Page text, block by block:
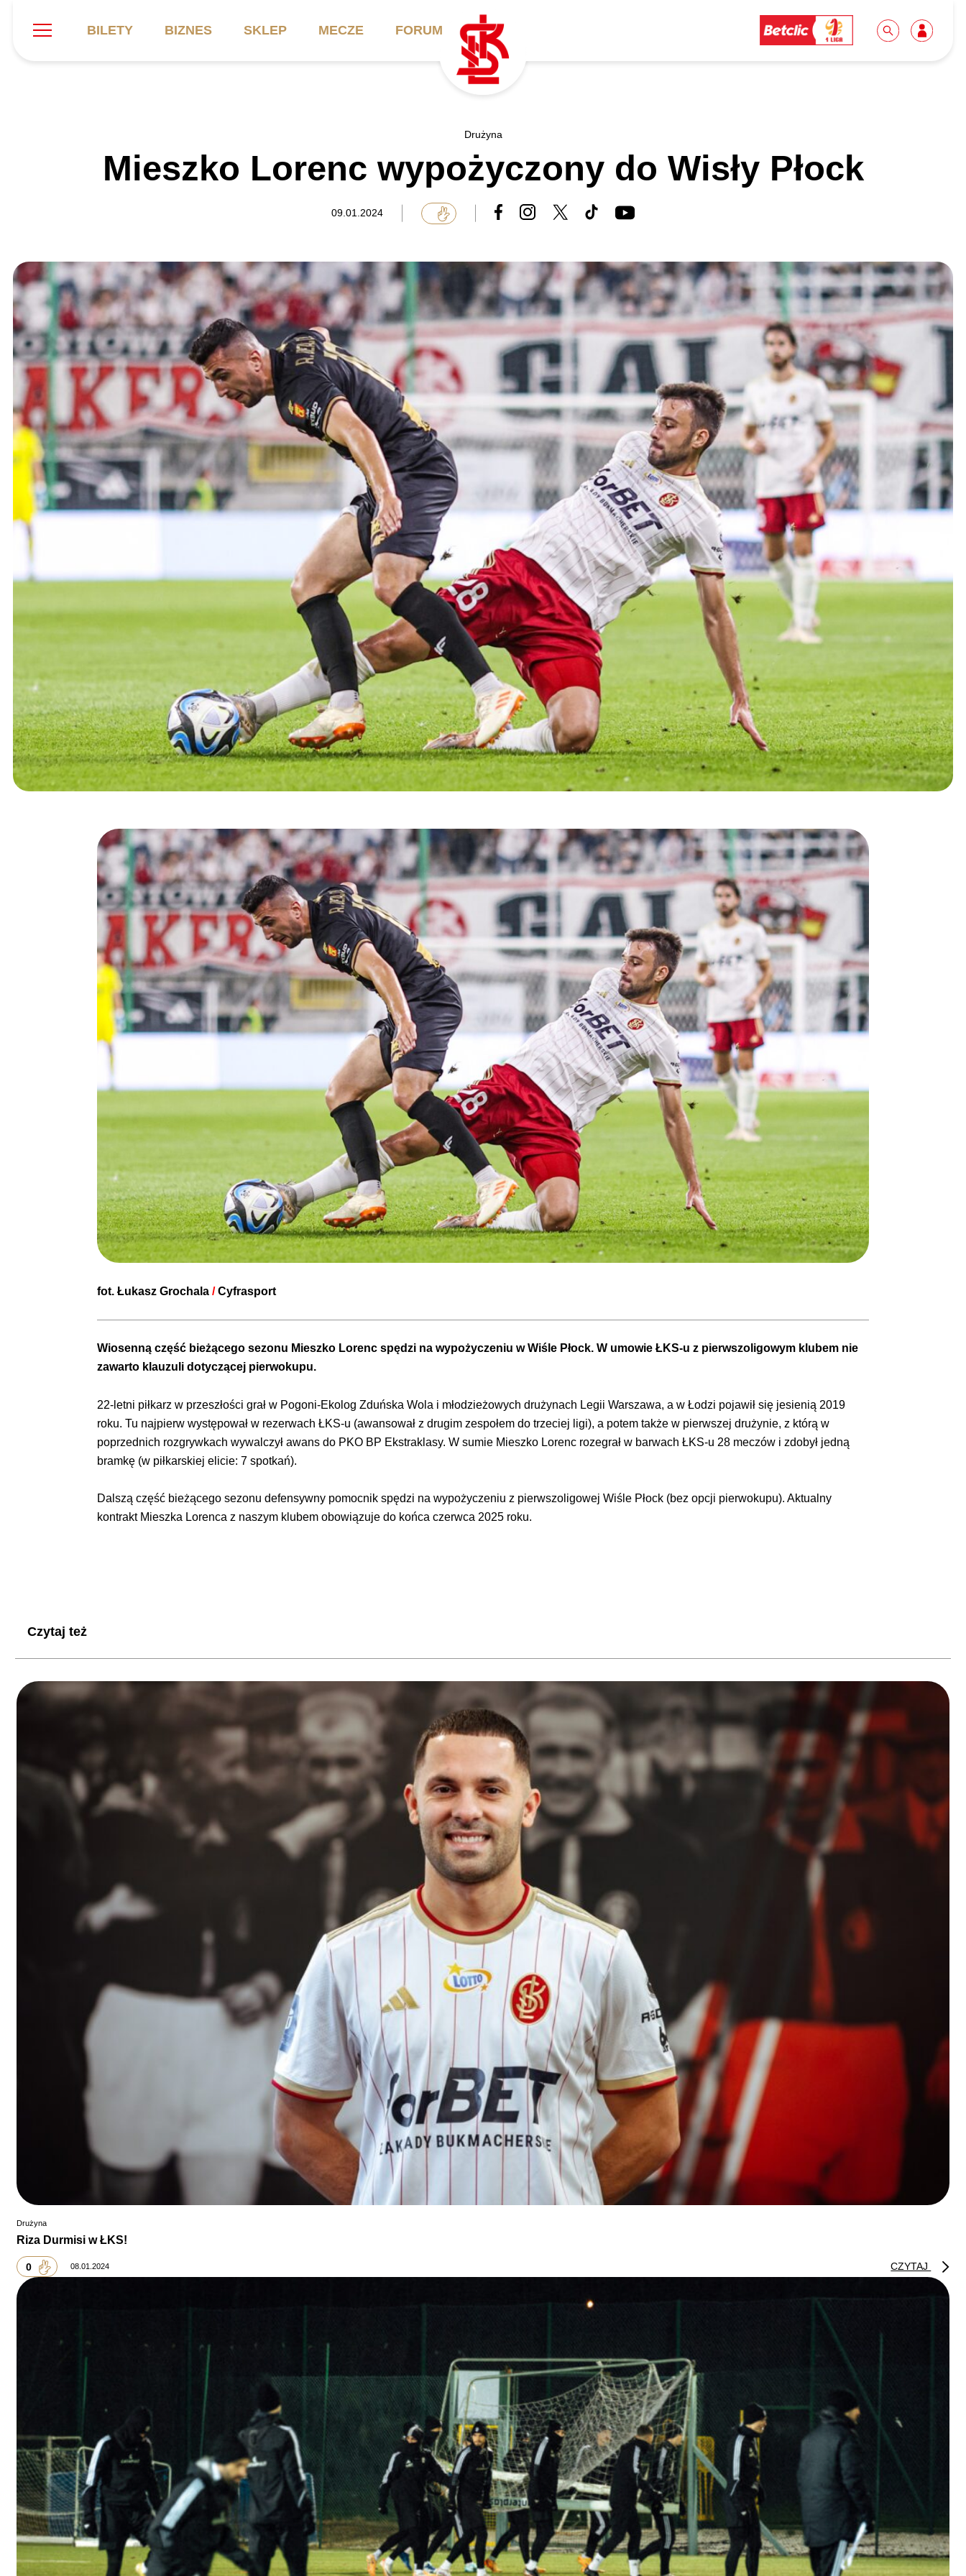
BILETY BIZNES SKLEP MECZE FORUM
Informacje ogólne
Symbole klubu
Stadion
Sprawozdania
Ochrona dzieci
Kadra
Aktualności
Galeria
Catering
Karnety
FAQ
Regulaminy
Aktualności
Kadra trenerska
ŁKS II
Drużyny Akademii
ŁKS Schools
Staże w Akademii ŁKS
Kluby partnerskie
Kontakt
Oferta komercyjna
Ełkaesiacki Klub
Urodziny w Skybox
Biuro prasowe
Do pobrania
Idę pierwszy raz!
Wycieczki
Wolontariat
Patronite
Kolorowanki
SKLEP KUP BILET
Drużyna
Mieszko Lorenc wypożyczony do Wisły Płock
09.01.2024
fot.Łukasz Grochala/Cyfrasport
Wiosenną część bieżącego sezonu Mieszko Lorenc spędzi na wypożyczeniu w Wiśle Płock. W umowie ŁKS-u z pierwszoligowym klubem nie
zawarto klauzuli dotyczącej pierwokupu.
22-letni piłkarz w przeszłości grał w Pogoni-Ekolog Zduńska Wola i młodzieżowych drużynach Legii Warszawa, a w Łodzi pojawił się jesienią 2019
roku. Tu najpierw występował w rezerwach ŁKS-u (awansował z drugim zespołem do trzeciej ligi), a potem także w pierwszej drużynie, z którą w
poprzednich rozgrywkach wywalczył awans do PKO BP Ekstraklasy. W sumie Mieszko Lorenc rozegrał w barwach ŁKS-u 28 meczów i zdobył jedną
bramkę (w piłkarskiej elicie: 7 spotkań).
Dalszą część bieżącego sezonu defensywny pomocnik spędzi na wypożyczeniu z pierwszoligowej Wiśle Płock (bez opcji pierwokupu). Aktualny
kontrakt Mieszka Lorenca z naszym klubem obowiązuje do końca czerwca 2025 roku.
Czytaj też
Drużyna
Riza Durmisi w ŁKS!
0 08.01.2024 CZYTAJ